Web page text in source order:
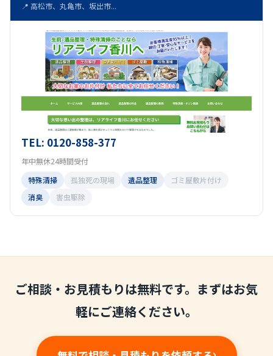
📍 高松市、丸亀市、坂出市...
TEL: 0120-858-377
年中無休24時間受付
特殊清掃
孤独死の現場 遺品整理
ゴミ屋敷片付け
消臭
害虫駆除
ご相談・お見積もりは無料です。まずはお気
軽にご連絡ください。